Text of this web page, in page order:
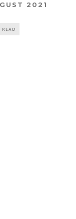
2021